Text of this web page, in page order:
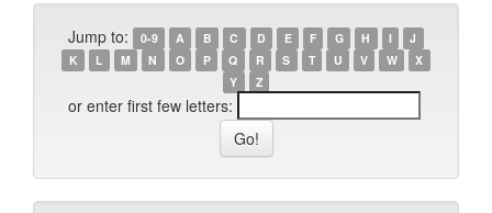
Jump to: 0-9 A B C D E F G H I
J
K
L M N O P Q R S T U V W
X
Y
Z
or enter first few letters: